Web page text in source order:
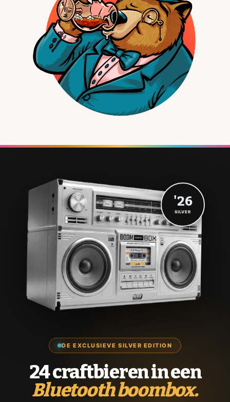
DE EXCLUSIEVE SILVER EDITION
24 craftbieren in een
Bluetooth boombox.
'26
SILVER